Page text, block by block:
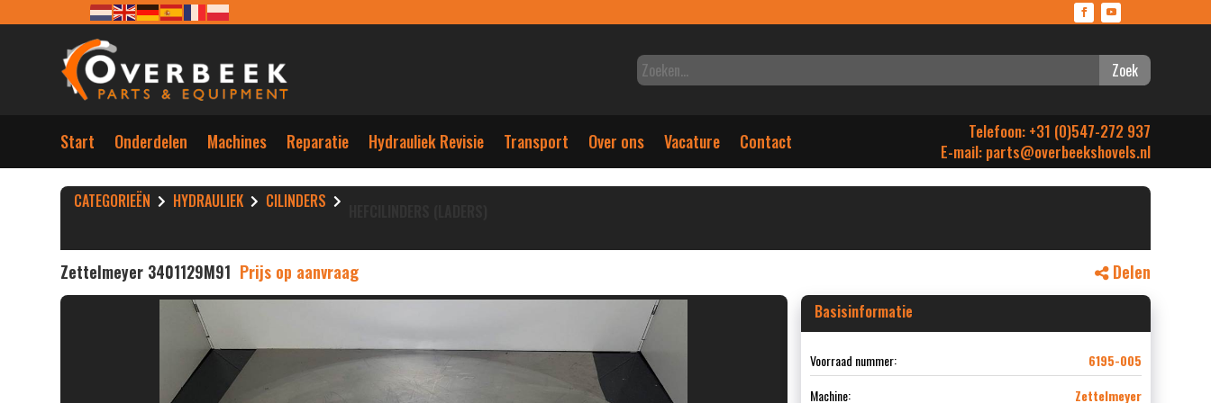
Zoek
Start Onderdelen Machines Reparatie Hydrauliek Revisie Transport Over ons Vacature Contact
Telefoon: +31 (0)547-272 937
E-mail: parts@overbeekshovels.nl
CATEGORIEËN HYDRAULIEK CILINDERS
Zettelmeyer 3401129M91 Prijs op aanvraag Delen
Basisinformatie
Voorraad nummer:
6195-005
Machine:
Zettelmeyer